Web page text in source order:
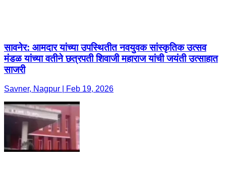
सावनेर: आमदार यांच्या उपस्थितीत नवयुवक सांस्कृतिक उत्सव
मंडळ यांच्या वतीने छत्रपती शिवाजी महाराज यांची जयंती उत्साहात
साजरी
Savner, Nagpur | Feb 19, 2026